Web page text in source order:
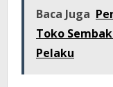
Baca Juga
Toko
Pelaku